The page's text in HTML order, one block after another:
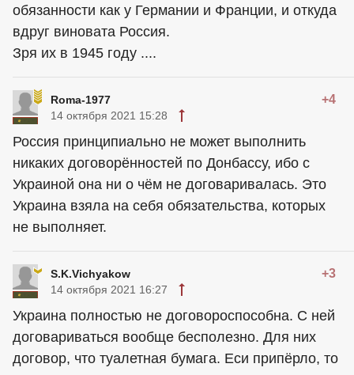
обязанности как у Германии и Франции, и откуда
вдруг виновата Россия.
Зря их в 1945 году ....
Roma-1977 +4
14 октября 2021 15:28
Россия принципиально не может выполнить
никаких договорённостей по Донбассу, ибо с
Украиной она ни о чём не договаривалась. Это
Украина взяла на себя обязательства, которых
не выполняет.
S.K.Vichyakow +3
14 октября 2021 16:27
Украина полностью не договороспособна. С ней
договариваться вообще бесполезно. Для них
договор, что туалетная бумага. Еси припёрло, то